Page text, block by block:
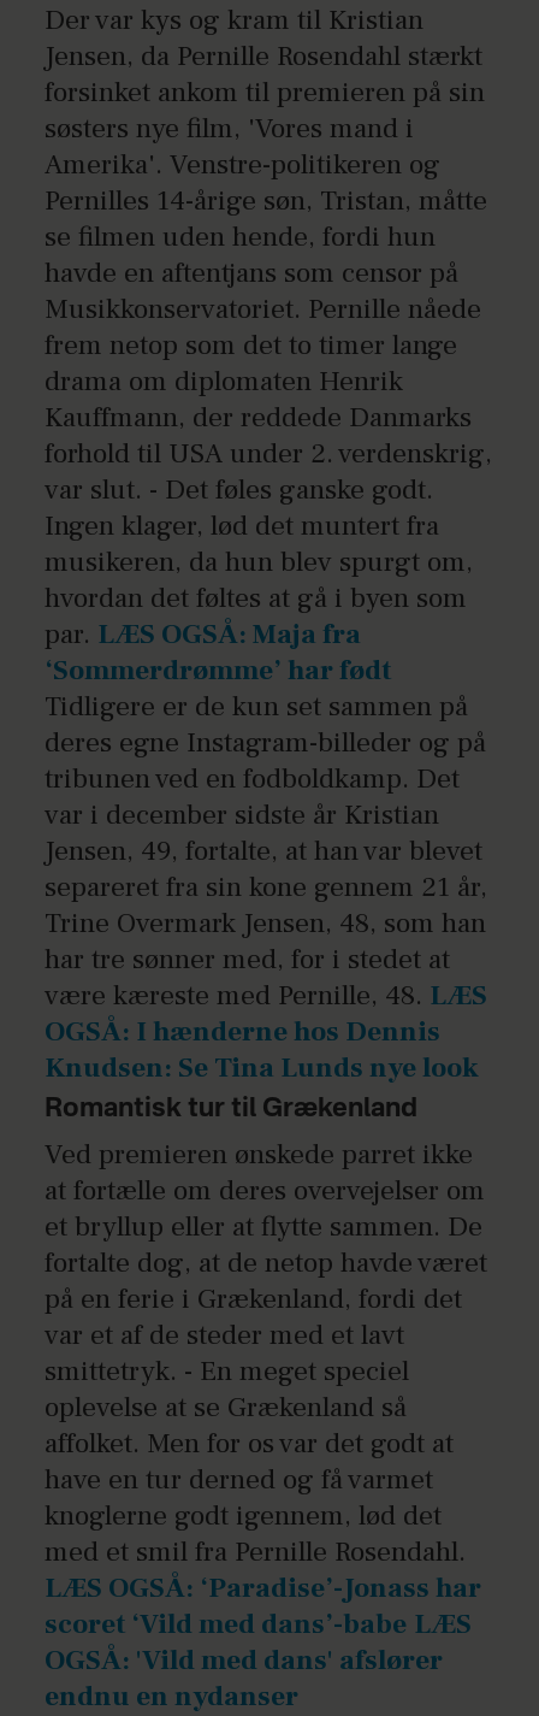
Der var kys og kram til Kristian
Jensen, da Pernille Rosendahl stærkt
forsinket ankom til premieren på sin
søsters nye film, 'Vores mand i
Amerika'. Venstre-politikeren og
Pernilles 14-årige søn, Tristan, måtte
se filmen uden hende, fordi hun
havde en aftentjans som censor på
Musikkonservatoriet. Pernille nåede
frem netop som det to timer lange
drama om diplomaten Henrik
Kauffmann, der reddede Danmarks
forhold til USA under 2. verdenskrig,
var slut. - Det føles ganske godt.
Ingen klager, lød det muntert fra
musikeren, da hun blev spurgt om,
hvordan det føltes at gå i byen som
par. LÆS OGSÅ: Maja fra
‘Sommerdrømme’ har født
Tidligere er de kun set sammen på
deres egne Instagram-billeder og på
tribunen ved en fodboldkamp. Det
var i december sidste år Kristian
Jensen, 49, fortalte, at han var blevet
separeret fra sin kone gennem 21 år,
Trine Overmark Jensen, 48, som han
har tre sønner med, for i stedet at
være kæreste med Pernille, 48. LÆS
OGSÅ: I hænderne hos Dennis
Knudsen: Se Tina Lunds nye look
Romantisk tur til Grækenland
Ved premieren ønskede parret ikke
at fortælle om deres overvejelser om
et bryllup eller at flytte sammen. De
fortalte dog, at de netop havde været
på en ferie i Grækenland, fordi det
var et af de steder med et lavt
smittetryk. - En meget speciel
oplevelse at se Grækenland så
affolket. Men for os var det godt at
have en tur derned og få varmet
knoglerne godt igennem, lød det
med et smil fra Pernille Rosendahl.
LÆS OGSÅ: ‘Paradise’-Jonass har
scoret ‘Vild med dans’-babe LÆS
OGSÅ: 'Vild med dans' afslører
endnu en nydanser